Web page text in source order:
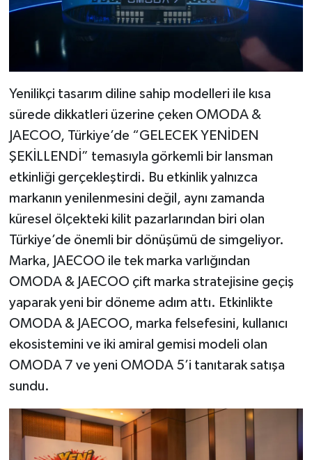
Yenilikçi tasarım diline sahip modelleri ile kısa
sürede dikkatleri üzerine çeken OMODA &
JAECOO, Türkiye’de “GELECEK YENİDEN
ŞEKİLLENDİ” temasıyla görkemli bir lansman
etkinliği gerçekleştirdi. Bu etkinlik yalnızca
markanın yenilenmesini değil, aynı zamanda
küresel ölçekteki kilit pazarlarından biri olan
Türkiye’de önemli bir dönüşümü de simgeliyor.
Marka, JAECOO ile tek marka varlığından
OMODA & JAECOO çift marka stratejisine geçiş
yaparak yeni bir döneme adım attı. Etkinlikte
OMODA & JAECOO, marka felsefesini, kullanıcı
ekosistemini ve iki amiral gemisi modeli olan
OMODA 7 ve yeni OMODA 5’i tanıtarak satışa
sundu.